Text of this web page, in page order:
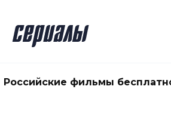
Российские фильмы